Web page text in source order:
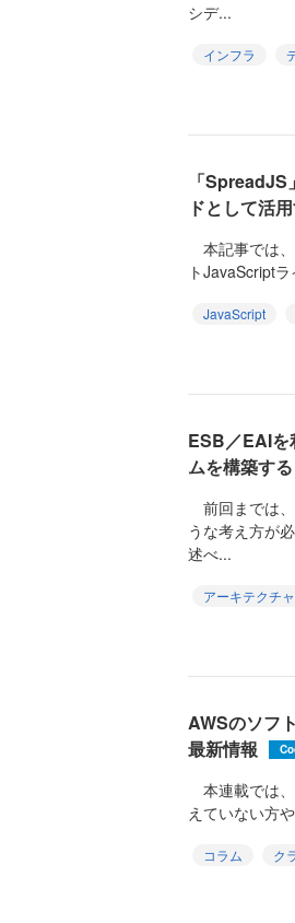
シデ...
インフラ
「
ドとして活
本記事では
トJavaScript
JavaScript
ESB／EAIを
ムを構築する
前回までは
うな考え方が
述べ...
アーキテクチ
AWSのソフ
最新情報
本連載では
えていない方
コラム ク